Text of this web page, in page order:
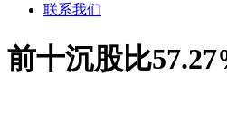
联系我们
前十沉股比